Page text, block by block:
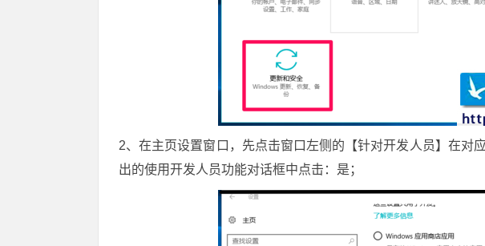
2、在主页设置窗口，先点击窗口左侧的【针对开发人员】在对
出的使用开发人员功能对话框中点击：是；